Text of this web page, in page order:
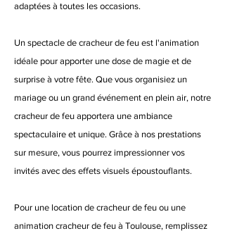
adaptées à toutes les occasions.
Un spectacle de cracheur de feu est l'animation
idéale pour apporter une dose de magie et de
surprise à votre fête. Que vous organisiez un
mariage ou un grand événement en plein air, notre
cracheur de feu apportera une ambiance
spectaculaire et unique. Grâce à nos prestations
sur mesure, vous pourrez impressionner vos
invités avec des effets visuels époustouflants.
Pour une location de cracheur de feu ou une
animation cracheur de feu à Toulouse, remplissez